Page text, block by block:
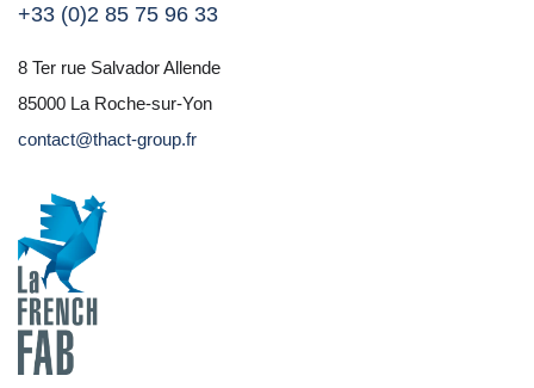
+33 (0)2 85 75 96 33
8 Ter rue Salvador Allende
85000 La Roche-sur-Yon
contact@thact-group.fr